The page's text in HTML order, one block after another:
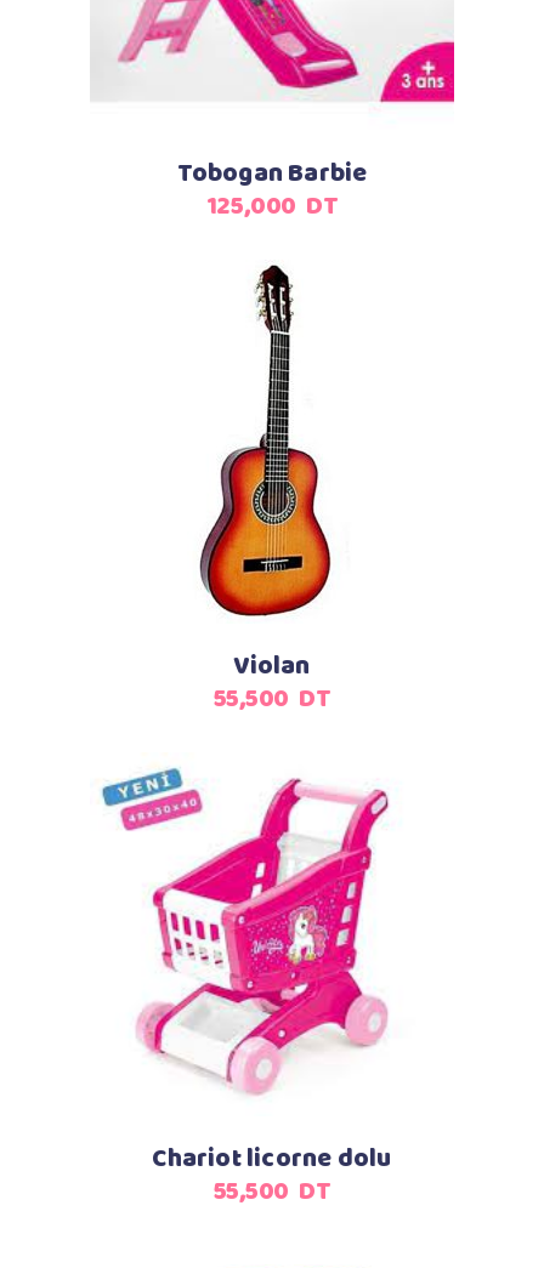
Tobogan Barbie
125,000 DT
Ajouter au panier
Violan
55,500 DT
Ajouter au panier
Chariot licorne dolu
55,500 DT